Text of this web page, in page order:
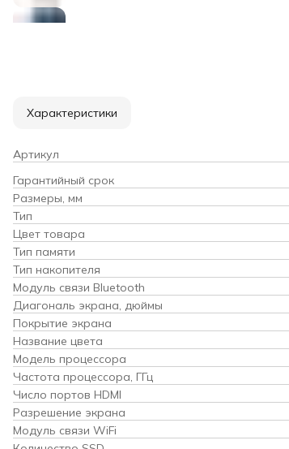
Характеристики
Артикул
Гарантийный срок
Размеры, мм
Тип
Цвет товара
Тип памяти
Тип накопителя
Модуль связи Bluetooth
Диагональ экрана, дюймы
Покрытие экрана
Название цвета
Модель процессора
Частота процессора, ГГц
Число портов HDMI
Разрешение экрана
Модуль связи WiFi